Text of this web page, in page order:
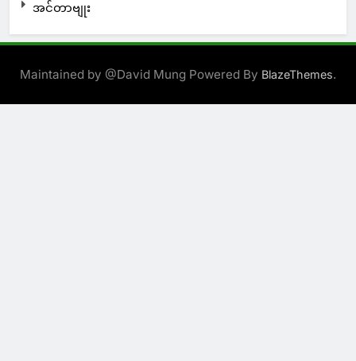
အင်တာဗျုး
Maintained by @David Mung Powered By BlazeThemes.